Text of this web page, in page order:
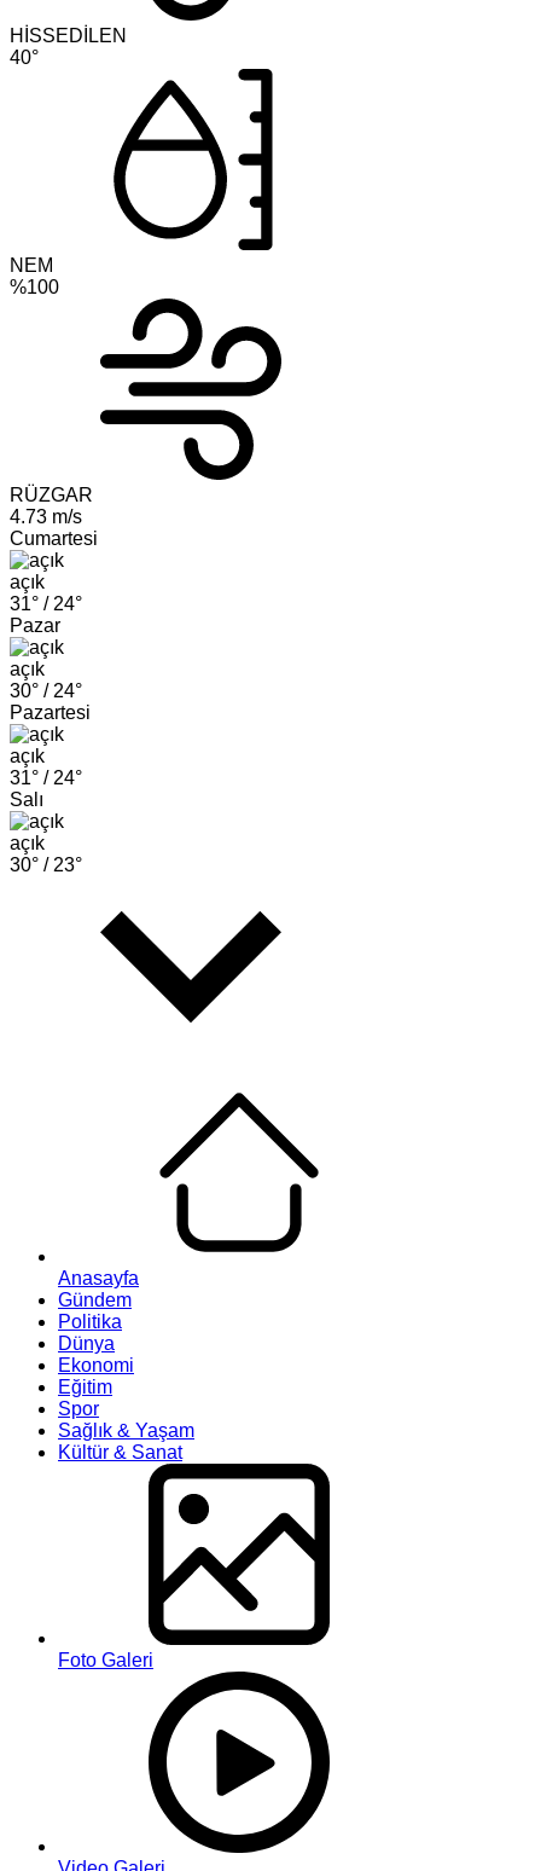
HİSSEDİLEN
40°
NEM
%100
RÜZGAR
4.73 m/s
Cumartesi
açık
31° / 24°
Pazar
açık
30° / 24°
Pazartesi
açık
31° / 24°
Salı
açık
30° / 23°
Anasayfa
Gündem
Politika
Dünya
Ekonomi
Eğitim
Spor
Sağlık & Yaşam
Kültür & Sanat
Foto Galeri